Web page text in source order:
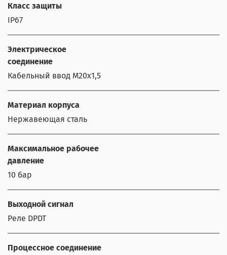
Класс защиты
IP67
Электрическое
соединение
Кабельный ввод М20х1,5
Материал корпуса
Нержавеющая сталь
Максимальное рабочее
давление
10 бар
Выходной сигнал
Реле DPDT
Процессное соединение